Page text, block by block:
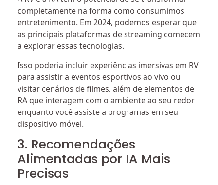
completamente na forma como consumimos
entretenimento. Em 2024, podemos esperar que
as principais plataformas de streaming comecem
a explorar essas tecnologias.
Isso poderia incluir experiências imersivas em RV
para assistir a eventos esportivos ao vivo ou
visitar cenários de filmes, além de elementos de
RA que interagem com o ambiente ao seu redor
enquanto você assiste a programas em seu
dispositivo móvel.
3. Recomendações
Alimentadas por IA Mais
Precisas